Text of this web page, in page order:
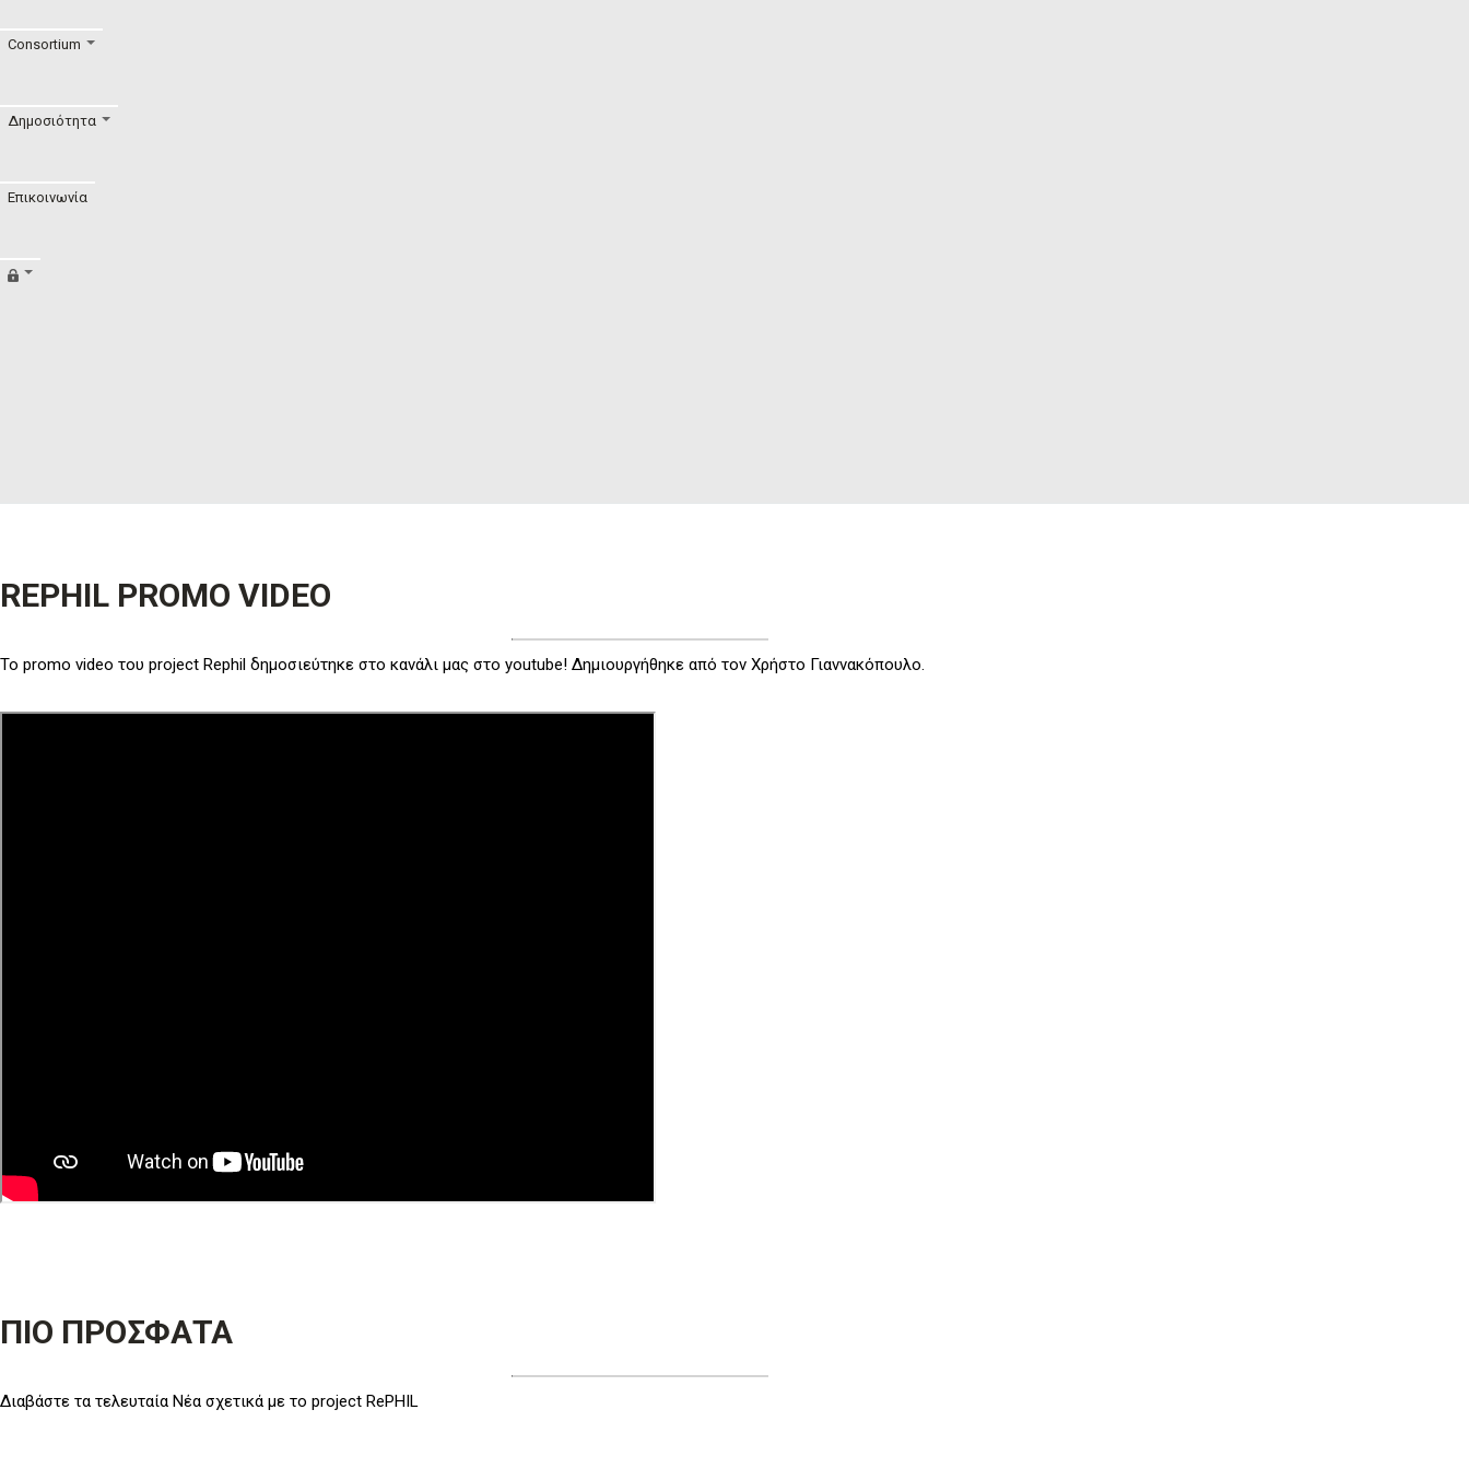
Consortium
Δημοσιότητα
Επικοινωνία
REPHIL PROMO VIDEO
Το promo video του project Rephil δημοσιεύτηκε στο κανάλι μας στο youtube! Δημιουργήθηκε από τον Χρήστο Γιαννακόπουλο.
ΠΙΟ ΠΡΟΣΦΑΤΑ
Διαβάστε τα τελευταία Νέα σχετικά με το project RePHIL